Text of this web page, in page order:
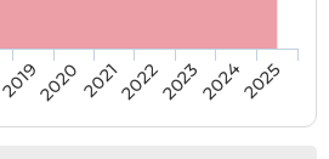
2019202020212022202320242025